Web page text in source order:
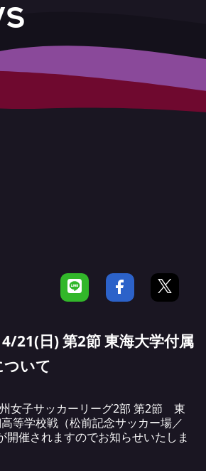
21(日) 第2節 東海大学付属
ついて
女子サッカーリーグ2部 第2節 東
等学校戦（松前記念サッカー場／
開催されますのでお知らせいたしま